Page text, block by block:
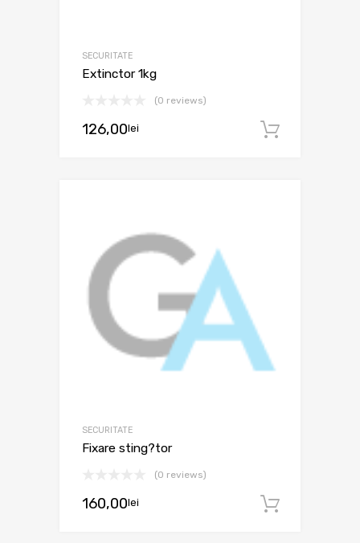
SECURITATE
Extinctor 1kg
(0 reviews)
126,00lei
SECURITATE
Fixare sting?tor
(0 reviews)
160,00lei